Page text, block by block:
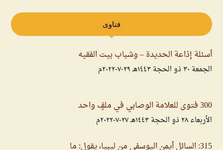
فتاوى
أسئلة إذاعة الحديدة – وشباب بيت الفقيه
الجمعة ۳۰ ذو الحجة ۱٤٤۳هـ ۲۹-۷-۲۰۲۲م
300 فتوى للعلامة الوصابي في ملفٍ واحد
الأربعاء ۲۸ ذو الحجة ۱٤٤۳هـ ۲۷-۷-۲۰۲۲م
315: السائل أيمن اليوسفي من ليبيا، يقول: ما